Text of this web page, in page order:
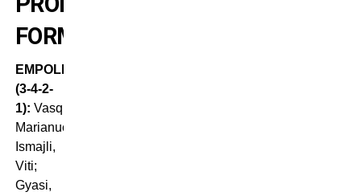
FORMAZIONI
EMPOLI
(3-4-2-
1): Vasquez;
Marianucci,
Ismajli,
Viti;
Gyasi,